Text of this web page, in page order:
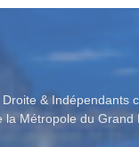
& Indépendants
la Métropole du Grand